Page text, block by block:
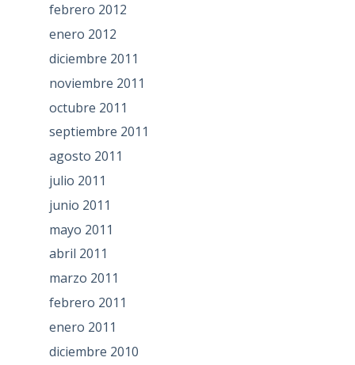
febrero 2012
enero 2012
diciembre 2011
noviembre 2011
octubre 2011
septiembre 2011
agosto 2011
julio 2011
junio 2011
mayo 2011
abril 2011
marzo 2011
febrero 2011
enero 2011
diciembre 2010